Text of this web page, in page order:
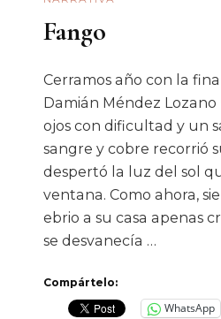
Fango
Cerramos año con la
Damián Méndez Lozano
ojos con dificultad y un
sangre y cobre recorrió
despertó la luz del sol
ventana. Como ahora,
ebrio a su casa apenas
se desvanecía …
Compártelo:
WhatsApp